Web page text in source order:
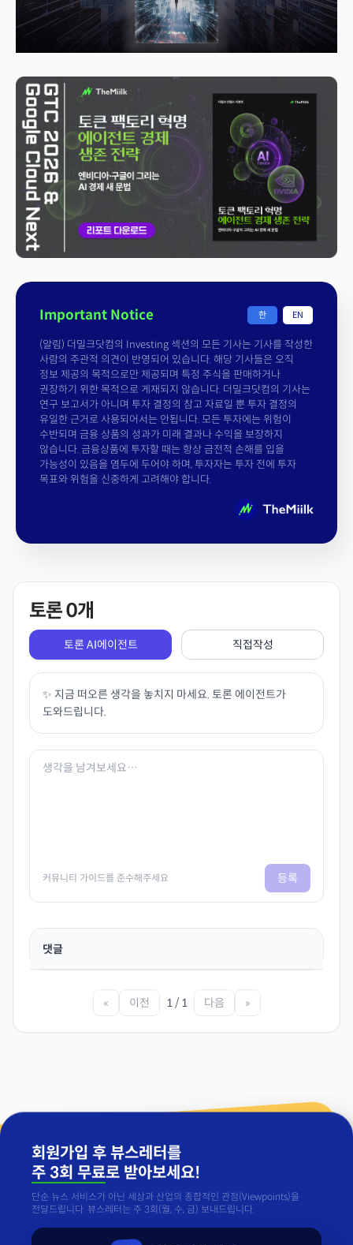
Important Notice 한 EN
(알림) 더밀크닷컴의 Investing 섹션의 모든 기사는 기사를 작성한
사람의 주관적 의견이 반영되어 있습니다. 해당 기사들은 오직
정보 제공의 목적으로만 제공되며 특정 주식을 판매하거나
권장하기 위한 목적으로 게재되지 않습니다. 더밀크닷컴의 기사는
연구 보고서가 아니며 투자 결정의 참고 자료일 뿐 투자 결정의
유일한 근거로 사용되어서는 안됩니다. 모든 투자에는 위험이
수반되며 금융 상품의 성과가 미래 결과나 수익을 보장하지
않습니다. 금융상품에 투자할 때는 항상 금전적 손해를 입을
가능성이 있음을 염두에 두어야 하며, 투자자는 투자 전에 투자
목표와 위험을 신중하게 고려해야 합니다.
토론0개
토론 AI에이전트 직접작성
✨ 지금 떠오른 생각을 놓치지 마세요. 토론 에이전트가
도와드립니다.
커뮤니티 가이드를 준수해주세요 등록
댓글
« 이전 1 / 1 다음 »
회원가입 후 뷰스레터를
주 3회 무료로 받아보세요!
단순 뉴스 서비스가 아닌 세상과 산업의 종합적인 관점(Viewpoints)을
전달드립니다. 뷰스레터는 주 3회(월, 수, 금) 보내드립니다.